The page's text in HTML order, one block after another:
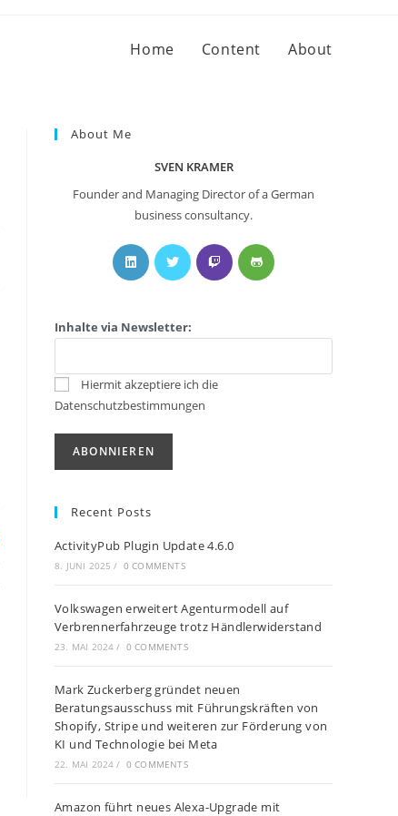
Home Content About
About Me
SVEN KRAMER
Founder and Managing Director of a German
business consultancy.
Inhalte via Newsletter:
Hiermit akzeptiere ich die
Datenschutzbestimmungen
Recent Posts
ActivityPub Plugin Update 4.6.0
8. JUNI 2025 / 0 COMMENTS
Volkswagen erweitert Agenturmodell auf
Verbrennerfahrzeuge trotz Händlerwiderstand
23. MAI 2024 / 0 COMMENTS
Mark Zuckerberg gründet neuen
Beratungsausschuss mit Führungskräften von
Shopify, Stripe und weiteren zur Förderung von
KI und Technologie bei Meta
22. MAI 2024 / 0 COMMENTS
Amazon führt neues Alexa-Upgrade mit